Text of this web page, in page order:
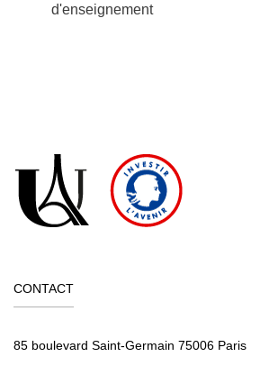
d'enseignement
CONTACT
85 boulevard Saint-Germain 75006 Paris